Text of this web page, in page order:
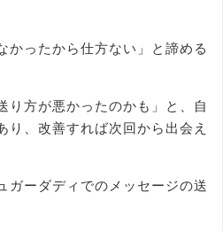
かったから仕方ない」と諦める
り方が悪かったのかも」と、自
り、改善すれば次回から出会え
ガーダディでのメッセージの送